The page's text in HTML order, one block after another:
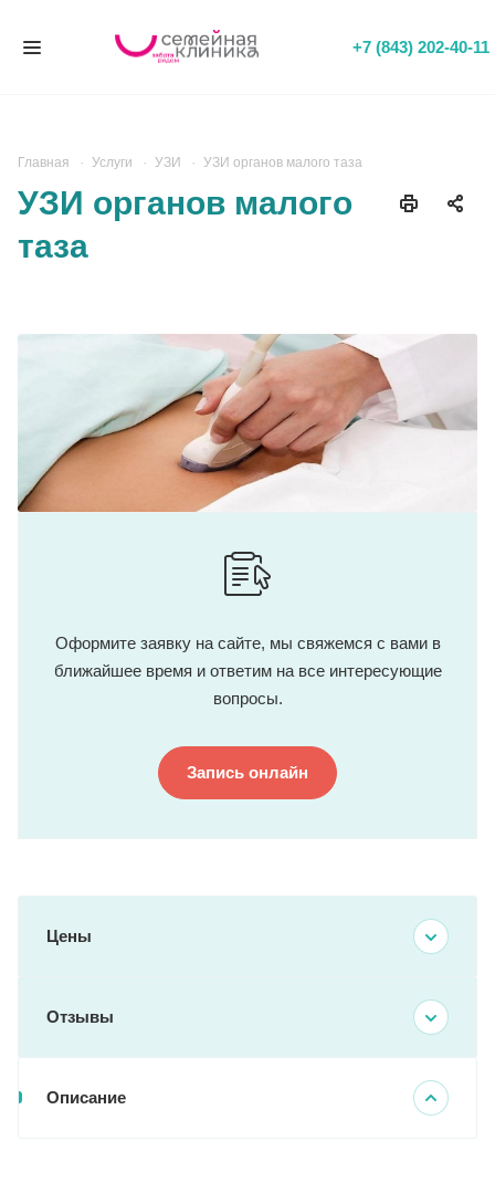
+7 (843) 202-40-11
Главная Услуги УЗИ УЗИ органов малого таза
УЗИ органов малого
таза
Оформите заявку на сайте, мы свяжемся с вами в
ближайшее время и ответим на все интересующие
вопросы.
Запись онлайн
Описание
Цены
Отзывы